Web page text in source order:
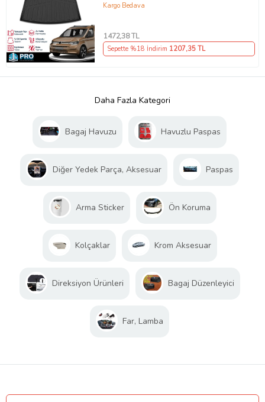
Kargo Bedava
1472,38 TL
Sepette %18 İndirim 1207,35 TL
Daha Fazla Kategori
Bagaj Havuzu Havuzlu Paspas
Diğer Yedek Parça, Aksesuar Paspas
Arma Sticker Ön Koruma
Kolçaklar Krom Aksesuar
Direksiyon Ürünleri Bagaj Düzenleyici
Far, Lamba